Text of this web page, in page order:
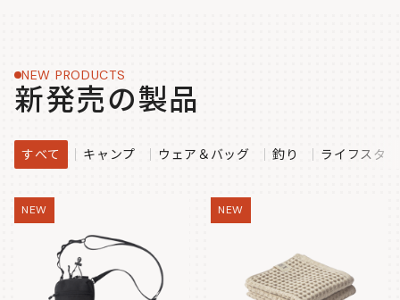
NEW PRODUCTS
新発売の製品
すべて キャンプ ウェア＆バッグ 釣り ライフスタ
NEW NEW